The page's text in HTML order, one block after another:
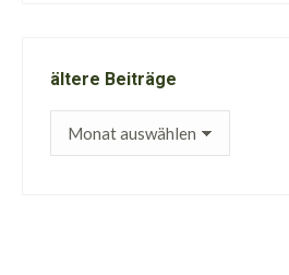
ältere Beiträge
ältere